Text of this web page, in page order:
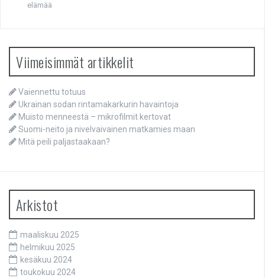
elämää
Viimeisimmät artikkelit
Vaiennettu totuus
Ukrainan sodan rintamakarkurin havaintoja
Muisto menneestä – mikrofilmit kertovat
Suomi-neito ja nivelvaivainen matkamies maan
Mitä peili paljastaakaan?
Arkistot
maaliskuu 2025
helmikuu 2025
kesäkuu 2024
toukokuu 2024